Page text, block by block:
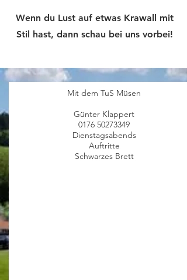
Wenn du Lust auf etwas Krawall mit
Stil hast, dann schau bei uns vorbei!
Mit dem TuS Müsen
Günter Klappert
0176 50273349
Dienstagsabends
Auftritte
Schwarzes Brett